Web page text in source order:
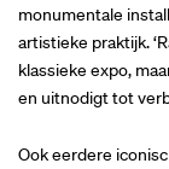
monumentale
artistieke praktijk.
klassieke expo,
en uitnodigt tot
Ook eerdere